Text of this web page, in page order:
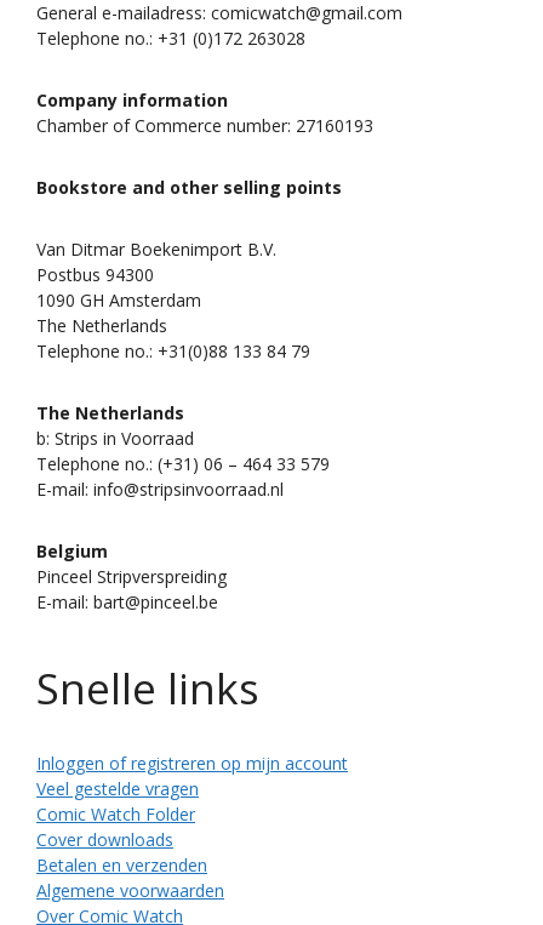
General e-mailadress: comicwatch@gmail.com
Telephone no.: +31 (0)172 263028
Company information
Chamber of Commerce number: 27160193
Bookstore and other selling points
Van Ditmar Boekenimport B.V.
Postbus 94300
1090 GH Amsterdam
The Netherlands
Telephone no.: +31(0)88 133 84 79
The Netherlands
b: Strips in Voorraad
Telephone no.: (+31) 06 – 464 33 579
E-mail: info@stripsinvoorraad.nl
Belgium
Pinceel Stripverspreiding
E-mail: bart@pinceel.be
Snelle links
Inloggen of registreren op mijn account
Veel gestelde vragen
Comic Watch Folder
Cover downloads
Betalen en verzenden
Algemene voorwaarden
Over Comic Watch